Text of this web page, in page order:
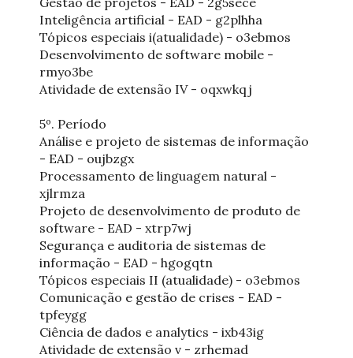
Inteligência artificial - EAD - g2plhha
Tópicos especiais i(atualidade) - o3ebmos
Desenvolvimento de software mobile -
rmyo3be
Atividade de extensão IV - oqxwkqj
5º. Período
Análise e projeto de sistemas de informação
- EAD - oujbzgx
Processamento de linguagem natural -
xjlrmza
Projeto de desenvolvimento de produto de
software - EAD - xtrp7wj
Segurança e auditoria de sistemas de
informação - EAD - hgogqtn
Tópicos especiais II (atualidade) - o3ebmos
Comunicação e gestão de crises - EAD -
tpfeygg
Ciência de dados e analytics - ixb43ig
Atividade de extensão v - zrhemad